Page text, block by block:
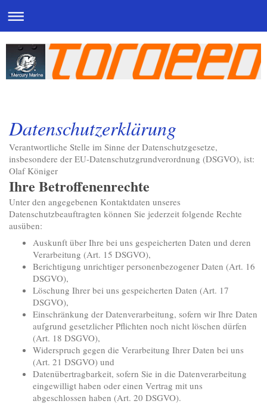
Datenschutzerklärung
Verantwortliche Stelle im Sinne der Datenschutzgesetze,
insbesondere der EU-Datenschutzgrundverordnung (DSGVO), ist:
Olaf Königer
Ihre Betroffenenrechte
Unter den angegebenen Kontaktdaten unseres
Datenschutzbeauftragten können Sie jederzeit folgende Rechte
ausüben:
Auskunft über Ihre bei uns gespeicherten Daten und deren
Verarbeitung (Art. 15 DSGVO),
Berichtigung unrichtiger personenbezogener Daten (Art. 16
DSGVO),
Löschung Ihrer bei uns gespeicherten Daten (Art. 17
DSGVO),
Einschränkung der Datenverarbeitung, sofern wir Ihre Daten
aufgrund gesetzlicher Pflichten noch nicht löschen dürfen
(Art. 18 DSGVO),
Widerspruch gegen die Verarbeitung Ihrer Daten bei uns
(Art. 21 DSGVO) und
Datenübertragbarkeit, sofern Sie in die Datenverarbeitung
eingewilligt haben oder einen Vertrag mit uns
abgeschlossen haben (Art. 20 DSGVO).